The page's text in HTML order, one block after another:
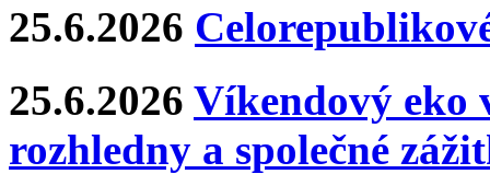
25.6.2026
25.6.2026 Víkendový eko
rozhledny a společné